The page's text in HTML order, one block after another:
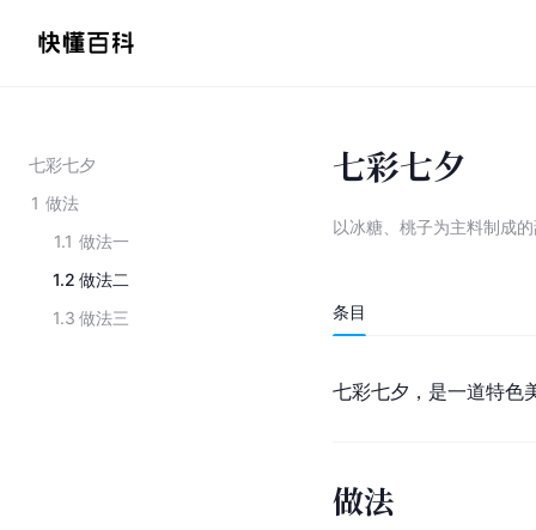
七彩七夕
1 做法
1.1 做法一
1.2 做法二
1.3 做法三
七彩七夕
以冰糖、桃子为主料制成
条目
七彩七夕，是一道特色
做法